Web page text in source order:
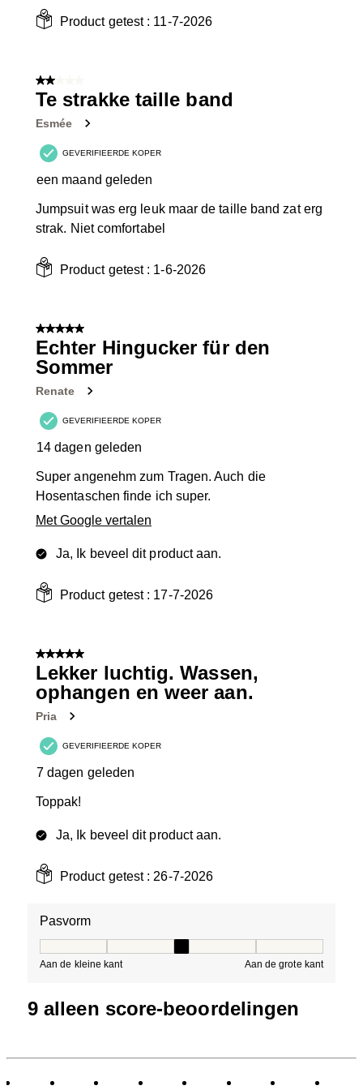
Product getest : 11-7-2026
2 van 5 sterren.
Te strakke taille band
Esmée
GEVERIFIEERDE KOPER
een maand geleden
Jumpsuit was erg leuk maar de taille band zat erg
strak. Niet comfortabel
Product getest : 1-6-2026
5 van 5 sterren.
Echter Hingucker für den
Sommer
Renate
GEVERIFIEERDE KOPER
14 dagen geleden
Super angenehm zum Tragen. Auch die
Hosentaschen finde ich super.
Met Google vertalen
Ja, Ik beveel dit product aan.
Product getest : 17-7-2026
5 van 5 sterren.
Lekker luchtig. Wassen,
ophangen en weer aan.
Pria
GEVERIFIEERDE KOPER
7 dagen geleden
Toppak!
Ja, Ik beveel dit product aan.
Product getest :26-7-2026
Pasvorm
Aan de kleine kant Aan de grote kant
9 alleen score-beoordelingen